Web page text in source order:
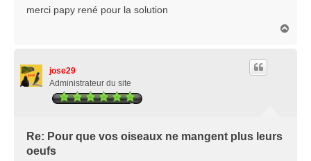
s
merci papy rené pour la solution
jose29
Administrateur du site
Re: Pour que vos oiseaux ne mangent plus leurs
oeufs